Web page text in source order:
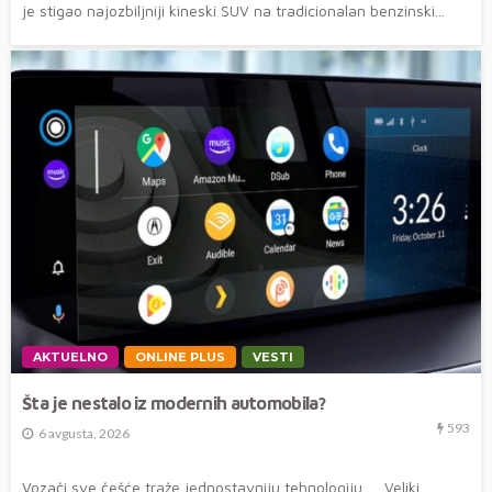
je stigao najozbiljniji kineski SUV na tradicionalan benzinski...
AKTUELNO ONLINE PLUS VESTI
Šta je nestalo iz modernih automobila?
6 avgusta, 2026 593
Vozači sve češće traže jednostavniju tehnologiju Veliki